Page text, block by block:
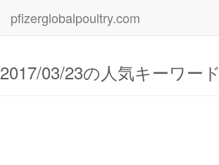
pfizerglobalpoultry.com
2017/03/23の人気キーワード